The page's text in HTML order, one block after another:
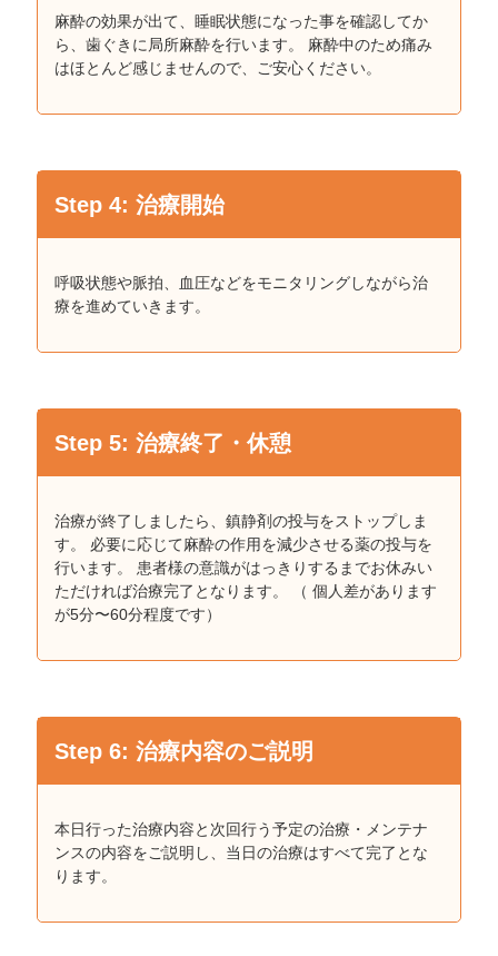
麻酔の効果が出て、睡眠状態になった事を確認してか
ら、⻭ぐきに局所麻酔を行います。 麻酔中のため痛み
はほとんど感じませんので、ご安⼼ください。
Step 4: 治療開始
呼吸状態や脈拍、血圧などをモニタリングしながら治
療を進めていきます。
Step 5: 治療終了・休憩
治療が終了しましたら、鎮静剤の投与をストップしま
す。 必要に応じて麻酔の作用を減少させる薬の投与を
行います。 患者様の意識がはっきりするまでお休みい
ただければ治療完了となります。 （ 個⼈差があります
が5分〜60分程度です）
Step 6: 治療内容のご説明
本⽇行った治療内容と次回行う予定の治療・メンテナ
ンスの内容をご説明し、当⽇の治療はすべて完了とな
ります。